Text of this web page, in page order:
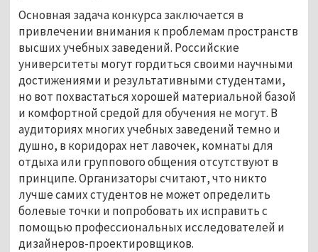
Основная задача конкурса заключается в
привлечении внимания к проблемам пространств
высших учебных заведений. Российские
университеты могут гордиться своими научными
достижениями и результативными студентами,
но вот похвастаться хорошей материальной базой
и комфортной средой для обучения не могут. В
аудиториях многих учебных заведений темно и
душно, в коридорах нет лавочек, комнаты для
отдыха или группового общения отсутствуют в
принципе. Организаторы считают, что никто
лучше самих студентов не может определить
болевые точки и попробовать их исправить с
помощью профессиональных исследователей и
дизайнеров-проектировщиков.